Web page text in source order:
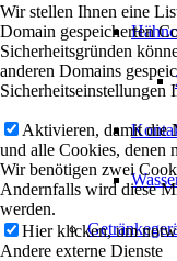
Wir stellen Ihnen eine
Domain gespeicherten
Sicherheitsgründen
anderen Domains
Sicherheitseinstellungen
Aktivieren, damit die
und alle Cookies, denen
Wir benötigen zwei
Andernfalls wird diese
werden.
Hier klicken, um
Andere externe Dienste